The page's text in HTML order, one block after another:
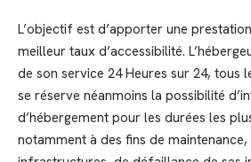
L’objectif est d’apporter une
meilleur taux d’accessibilité.
de son service 24 Heures sur 24, tous
se réserve néanmoins la possibilité
d’hébergement pour les durées les
notamment à des fins de